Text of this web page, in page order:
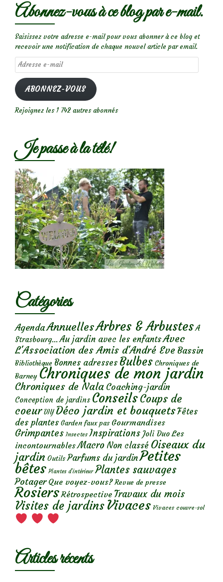
Abonnez-vous à ce blog par e-mail.
Saisissez votre adresse e-mail pour vous abonner à ce blog et
recevoir une notification de chaque nouvel article par email.
Adresse
e-
mail
ABONNEZ-VOUS
Rejoignez les 1 742 autres abonnés
Je passe à la télé!
Catégories
AgendaAnnuellesArbres & Arbustes A
Strasbourg... Au jardin avec les enfantsAvec
L'Association des Amis d'André Eve Bassin
Bibliothèque Bonnes adresses Bulbes Chroniques de
Barney Chroniques de mon jardin
Chroniques de Nala Coaching-jardin
Conception de jardins ConseilsCoups de
coeur DIY Déco jardin et bouquetsFêtes
des plantes Garden faux pas Gourmandises
Grimpantes Insectes Inspirations Joli Duo Les
incontournables Macro Non classé Oiseaux du
jardin Outils Parfums du jardinPetites
bêtes Plantes d’intérieur Plantes sauvages
Potager Que voyez-vous? Revue de presse
Rosiers Rétrospective Travaux du mois
Visites de jardins Vivaces Vivaces couvre-sol
Articles récents